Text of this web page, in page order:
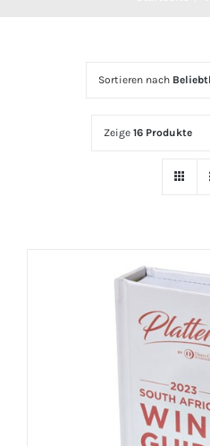
Sortieren nach
Zeige 16 Produkte